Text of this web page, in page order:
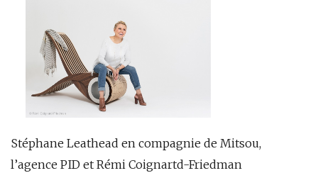
Stéphane Leathead en compagnie de Mitsou,
l’agence PID et Rémi Coignartd-Friedman